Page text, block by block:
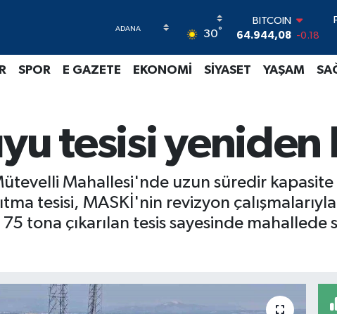
30°
64.944,08
DOLAR
55,2510 0.32
6660.55
0.03
BİST100
SPOR E GAZETE EKONOMİ SİYASET YAŞAM
tesisi
Mahallesi'nde uzun süredir
tesisi, MASKİ'nin revizyon
tona çıkarılan tesis sayesinde mahallede